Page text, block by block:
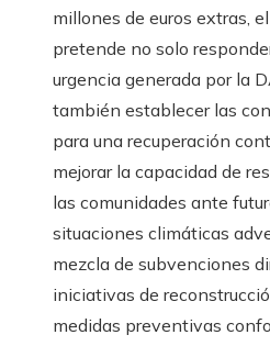
millones de euros extras,
pretende no solo
urgencia generada por la
también establecer las
para una recuperación
mejorar la capacidad de
las comunidades ante
situaciones climáticas
mezcla de subvenciones
iniciativas de
medidas preventivas